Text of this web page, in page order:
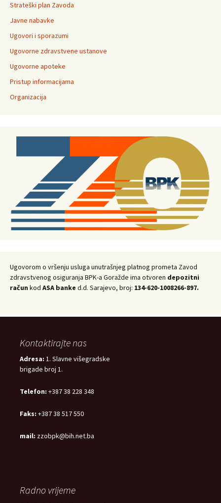
Strateški plan Zavoda
Javne nabavke
Ugovori i sporazumi
Ugovorne zdravstvene ustanove
Ugovorne apoteke
Pristup informacijama
Organizacija
Ugovorom o vršenju usluga unutrašnjeg platnog prometa Zavod
zdravstvenog osiguranja BPK-a Goražde ima otvoren depozitni
račun kod ASA banke d.d. Sarajevo, broj: 134-620-1008266-897.
Kontaktirajte nas
Adresa: 1. Slavne višegradske
brigade broj 1.
Telefon: +387 38 228 348
Faks: +387 38 517 550
mail: zzobpk@bih.net.ba
Radno vrijeme